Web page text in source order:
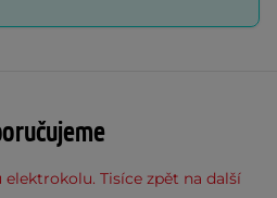
elektrokolu. Tisíce zpět na další